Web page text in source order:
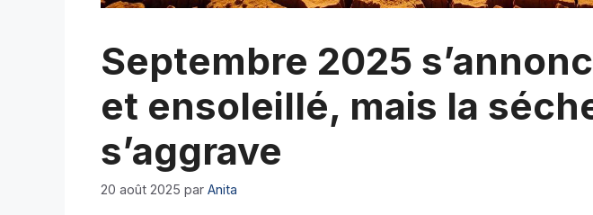
Septembre 2025
et ensoleillé, mais la
s’aggrave
20 août 2025 par Anita